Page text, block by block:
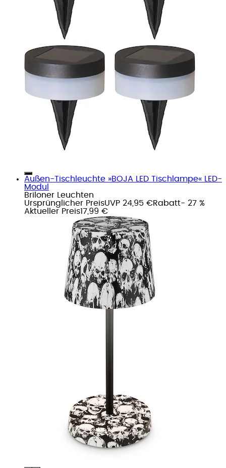
Außen-Tischleuchte »BOJA LED Tischlampe« LED-
Modul
Briloner Leuchten
Ursprünglicher PreisUVP 24,95 €Rabatt- 27 %
Aktueller Preis17,99 €